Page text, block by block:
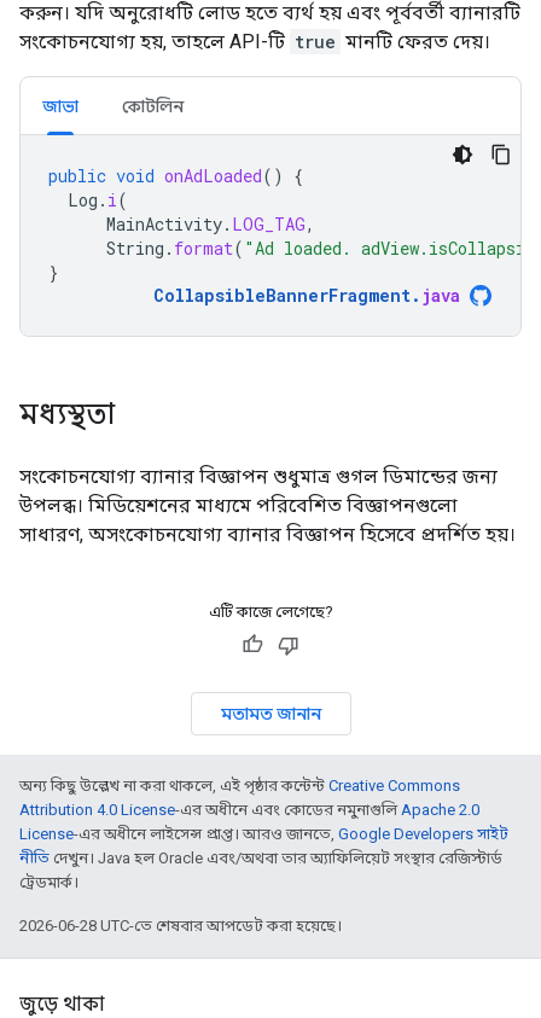
করুন। যদি অনুরোধটি লোড হতে ব্যর্থ হয় এবং পূর্ববর্তী ব্যানারটি
সংকোচনযোগ্য হয়, তাহলে API-টি true মানটি ফেরত দেয়।
জাভা কোটলিন
public void onAdLoaded()
{
Log . i (
MainActivity. LOG_TAG,
String . format( "Ad loaded.
}
CollapsibleBannerFragment. java
মধ্যস্থতা
সংকোচনযোগ্য ব্যানার বিজ্ঞাপন শুধুমাত্র গুগল ডিমান্ডের জন্য
উপলব্ধ। মিডিয়েশনের মাধ্যমে পরিবেশিত বিজ্ঞাপনগুলো
সাধারণ, অসংকোচনযোগ্য ব্যানার বিজ্ঞাপন হিসেবে প্রদর্শিত হয়।
এটি কাজে লেগেছে?
মতামত জানান
অন্য কিছু উল্লেখ না করা থাকলে, এই পৃষ্ঠার কন্টেন্ট Creative Commons
Attribution 4.0 License-এর অধীনে এবং কোডের নমুনাগুলি Apache 2.0
License-এর অধীনে লাইসেন্স প্রাপ্ত। আরও জানতে, Google Developers সাইট
নীতি দেখুন। Java হল Oracle এবং/অথবা তার অ্যাফিলিয়েট সংস্থার রেজিস্টার্ড
ট্রেডমার্ক।
2026-06-28 UTC-তে শেষবার আপডেট করা হয়েছে।
জুড়ে থাকা